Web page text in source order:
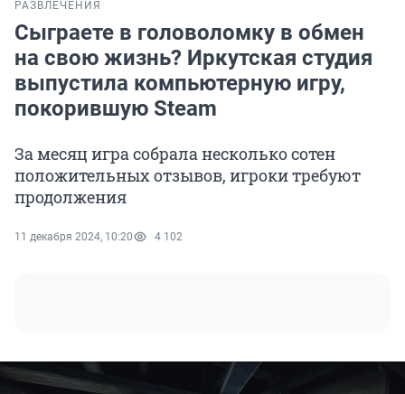
РАЗВЛЕЧЕНИЯ
Сыграете в головоломку в обмен
на свою жизнь? Иркутская студия
выпустила компьютерную игру,
покорившую Steam
За месяц игра собрала несколько сотен
положительных отзывов, игроки требуют
продолжения
11 декабря 2024, 10:20 4 102